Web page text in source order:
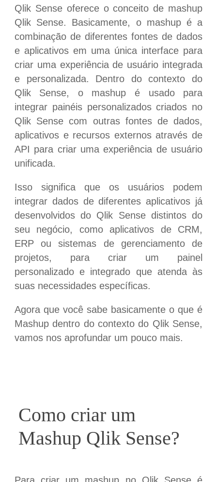
Qlik Sense oferece o conceito de mashup
Qlik Sense. Basicamente, o mashup é a
combinação de diferentes fontes de dados
e aplicativos em uma única interface para
criar uma experiência de usuário integrada
e personalizada. Dentro do contexto do
Qlik Sense, o mashup é usado para
integrar painéis personalizados criados no
Qlik Sense com outras fontes de dados,
aplicativos e recursos externos através de
API para criar uma experiência de usuário
unificada.
Isso significa que os usuários podem
integrar dados de diferentes aplicativos já
desenvolvidos do Qlik Sense distintos do
seu negócio, como aplicativos de CRM,
ERP ou sistemas de gerenciamento de
projetos, para criar um painel
personalizado e integrado que atenda às
suas necessidades específicas.
Agora que você sabe basicamente o que é
Mashup dentro do contexto do Qlik Sense,
vamos nos aprofundar um pouco mais.
Como criar um
Mashup Qlik Sense?